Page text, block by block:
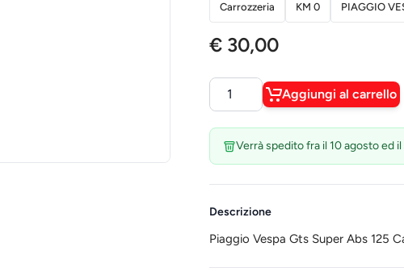
Carrozzeria KM 0 PIAGGIO
€ 30,00
Quantità
Aggiungi al carrello
Verrà spedito fra il 10 agosto ed
Descrizione
Piaggio Vespa Gts Super Abs 125